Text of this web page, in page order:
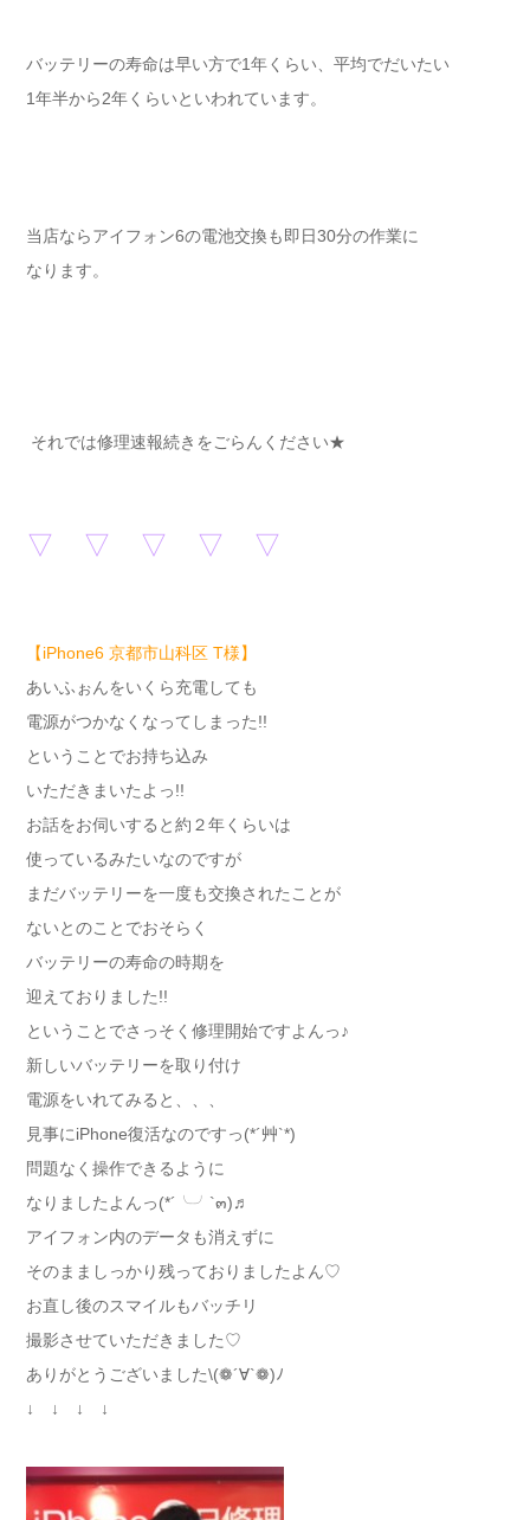
バッテリーの寿命は早い方で1年くらい、平均でだいたい
1年半から2年くらいといわれています。
当店ならアイフォン6の電池交換も即日30分の作業に
なります。
それでは修理速報続きをごらんください★
▽ ▽ ▽ ▽ ▽
【iPhone6 京都市山科区 T様】
あいふぉんをいくら充電しても
電源がつかなくなってしまった!!
ということでお持ち込み
いただきまいたよっ!!
お話をお伺いすると約２年くらいは
使っているみたいなのですが
まだバッテリーを一度も交換されたことが
ないとのことでおそらく
バッテリーの寿命の時期を
迎えておりました!!
ということでさっそく修理開始ですよんっ♪
新しいバッテリーを取り付け
電源をいれてみると、、、
見事にiPhone復活なのですっ(*´艸`*)
問題なく操作できるように
なりましたよんっ(*´╰╯`๓)♬
アイフォン内のデータも消えずに
そのまましっかり残っておりましたよん♡
お直し後のスマイルもバッチリ
撮影させていただきました♡
ありがとうございました\(❁´∀`❁)ﾉ
↓ ↓ ↓ ↓